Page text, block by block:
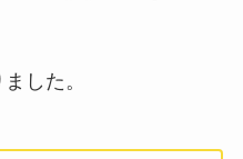
した。